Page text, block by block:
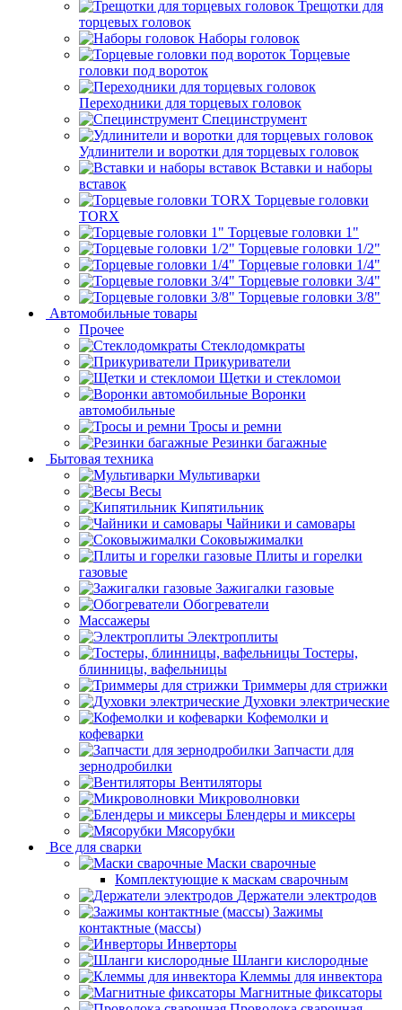
Трещотки для
торцевых головок
Наборы головок
Торцевые
головки под вороток
Переходники для торцевых головок
Специнструмент
Удлинители и воротки для торцевых головок
Вставки и наборы
вставок
Торцевые головки
TORX
Торцевые головки 1"
Торцевые головки 1/2"
Торцевые головки 1/4"
Торцевые головки 3/4"
Торцевые головки 3/8"
Автомобильные товары
Прочее
Стеклодомкраты
Прикуриватели
Щетки и стекломои
Воронки
автомобильные
Тросы и ремни
Резинки багажные
Бытовая техника
Мультиварки
Весы
Кипятильник
Чайники и самовары
Соковыжималки
Плиты и горелки
газовые
Зажигалки газовые
Обогреватели
Массажеры
Электроплиты
Тостеры,
блинницы, вафельницы
Триммеры для стрижки
Духовки электрические
Кофемолки и
кофеварки
Запчасти для
зернодробилки
Вентиляторы
Микроволновки
Блендеры и миксеры
Мясорубки
Все для сварки
Маски сварочные
Комплектующие к маскам сварочным
Держатели электродов
Зажимы
контактные (массы)
Инверторы
Шланги кислородные
Клеммы для инвектора
Магнитные фиксаторы